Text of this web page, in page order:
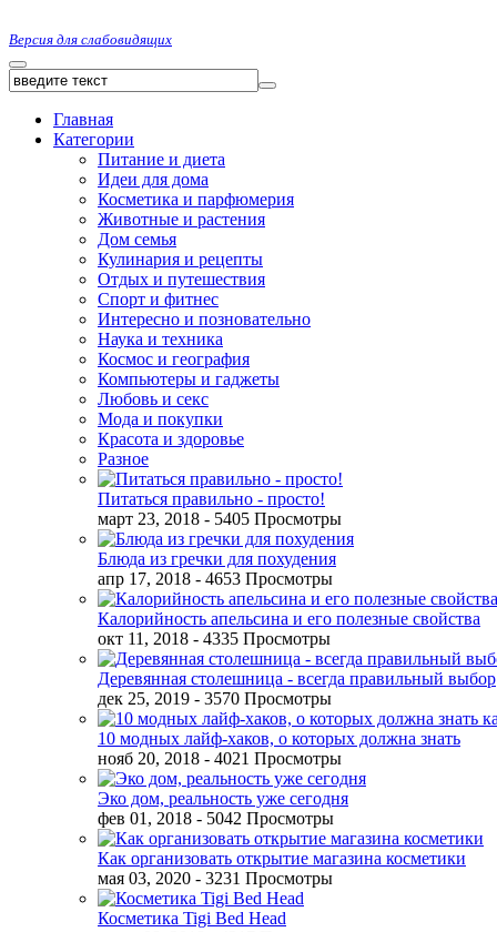
Версия для слабовидящих
Главная
Категории
Питание и диета
Идеи для дома
Косметика и парфюмерия
Животные и растения
Дом семья
Кулинария и рецепты
Отдых и путешествия
Спорт и фитнес
Интересно и позновательно
Наука и техника
Космос и география
Компьютеры и гаджеты
Любовь и секс
Мода и покупки
Красота и здоровье
Разное
Питаться правильно - просто!
март 23, 2018 - 5405 Просмотры
Блюда из гречки для похудения
апр 17, 2018 - 4653 Просмотры
Калорийность апельсина и его полезные свойства
окт 11, 2018 - 4335 Просмотры
Деревянная столешница - всегда правильный выбор
дек 25, 2019 - 3570 Просмотры
10 модных лайф-хаков, о которых должна знать
нояб 20, 2018 - 4021 Просмотры
Эко дом, реальность уже сегодня
фев 01, 2018 - 5042 Просмотры
Как организовать открытие магазина косметики
мая 03, 2020 - 3231 Просмотры
Косметика Tigi Bed Head